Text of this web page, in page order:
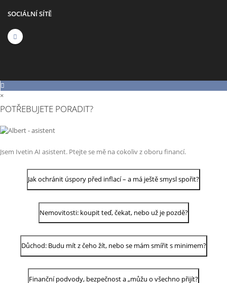
SOCIÁLNÍ SÍTĚ
×
POTŘEBUJETE PORADIT?
Jsem Ivetin AI asistent. Ptejte se mě na cokoliv z oboru financí.
Jak ochránit úspory před inflací – a má ještě smysl spořit?
Nemovitosti: koupit teď, čekat, nebo už je pozdě?
Důchod: Budu mít z čeho žít, nebo se mám smířit s minimem?
Finanční podvody, bezpečnost a „můžu o všechno přijít?